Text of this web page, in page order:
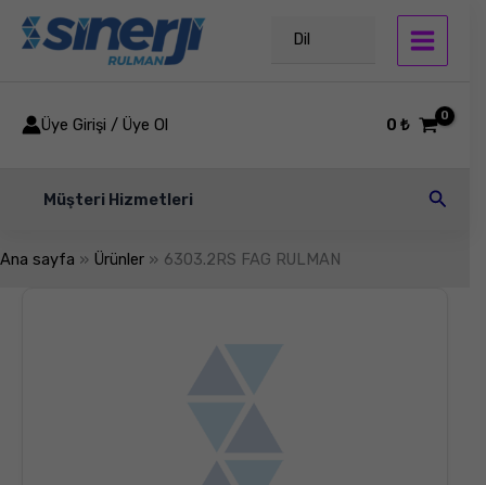
İçeriğe
atla
Dil
Üye Girişi / Üye Ol 0₺
Müşteri Hizmetleri Arama
Ana sayfa Ürünler 6303.2RS FAG RULMAN